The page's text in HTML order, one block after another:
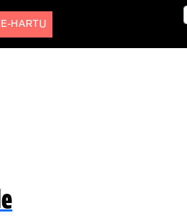
HARTU